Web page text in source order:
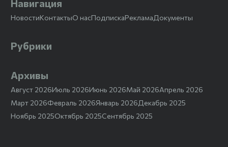
Навигация
НовостиКонтактыО насПодпискаРекламаДокументы
Рубрики
Архивы
Август 2026Июль 2026Июнь 2026Май 2026Апрель 2026
Март 2026Февраль 2026Январь 2026Декабрь 2025
Ноябрь 2025Октябрь 2025Сентябрь 2025